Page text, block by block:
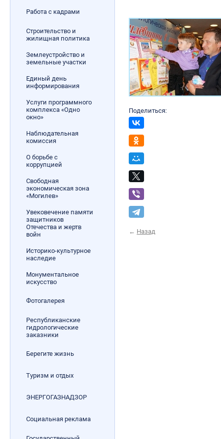
Работа с кадрами
Строительство и
жилищная политика
Землеустройство и
земельные участки
Единый день
информирования
Услуги программного
комплекса «Одно
окно»
Наблюдательная
комиссия
О борьбе с
коррупцией
Свободная
экономическая зона
«Могилев»
Увековечение памяти
защитников
Отечества и жертв
войн
Историко-культурное
наследие
Монументальное
искусство
Фотогалерея
Республиканские
гидрологические
заказники
Берегите жизнь
Туризм и отдых
ЭНЕРГОГАЗНАДЗОР
Социальная реклама
Поделиться:
← Назад